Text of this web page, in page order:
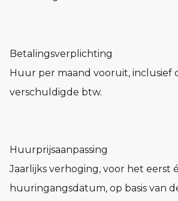
Betalingsverplichting
Huur per maand vooruit, inclusief
verschuldigde btw.
Huurprijsaanpassing
Jaarlijks verhoging, voor het eerst
huuringangsdatum, op basis van